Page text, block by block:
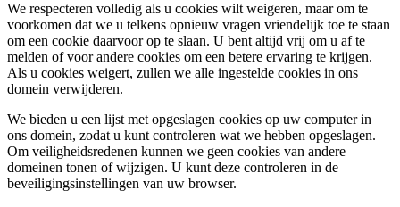
We respecteren volledig als u cookies wilt weigeren, maar om te
voorkomen dat we u telkens opnieuw vragen vriendelijk toe te staan
om een cookie daarvoor op te slaan. U bent altijd vrij om u af te
melden of voor andere cookies om een betere ervaring te krijgen.
Als u cookies weigert, zullen we alle ingestelde cookies in ons
domein verwijderen.
We bieden u een lijst met opgeslagen cookies op uw computer in
ons domein, zodat u kunt controleren wat we hebben opgeslagen.
Om veiligheidsredenen kunnen we geen cookies van andere
domeinen tonen of wijzigen. U kunt deze controleren in de
beveiligingsinstellingen van uw browser.